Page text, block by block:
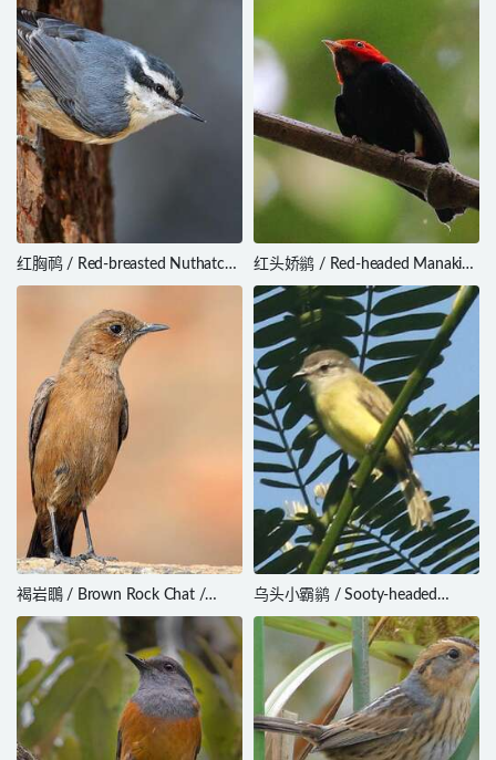
红胸䴓 / Red-breasted Nuthatch
/ Sitta canadensis
红头娇鹟 / Red-headed Manakin
/ Ceratopipra rubrocapilla
褐岩䳭 / Brown Rock Chat /
Oenanthe fusca
乌头小霸鹟 / Sooty-headed
Tyrannulet / Phyllomyias
griseiceps